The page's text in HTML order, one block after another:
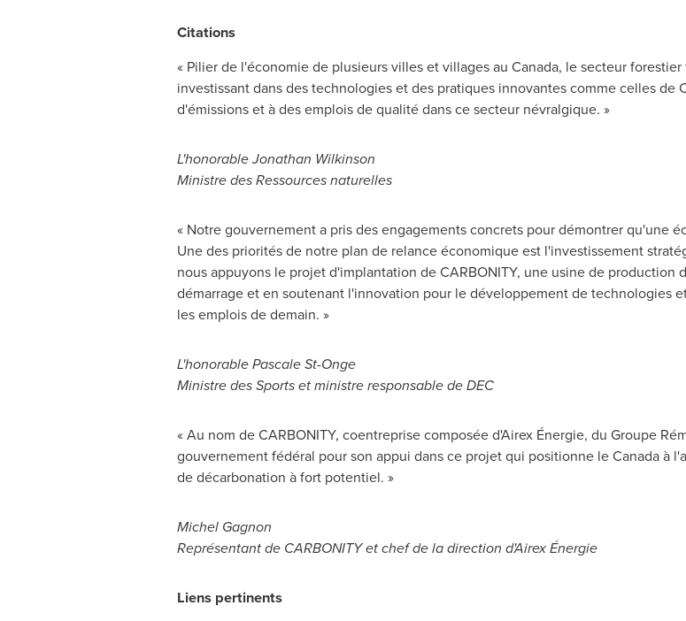
Citations
« Pilier de l'économie de plusieurs villes et villages au Canada, le secteur
investissant dans des technologies et des pratiques innovantes comme celles de
d'émissions et à des emplois de qualité dans ce secteur névralgique. »
L'honorableJonathan Wilkinson
Ministre des Ressources naturelles
« Notre gouvernement a pris des engagements concrets pour démontrer qu'une
Une des priorités de notre plan de relance économique est l'investissement
nous appuyons le projet d'implantation de CARBONITY, une usine de production
démarrage et en soutenant l'innovation pour le développement de technologies
les emplois de demain. »
L'honorablePascale St-Onge
Ministre des Sports et ministre responsable de DEC
« Au nom de CARBONITY, coentreprise composée d'Airex Énergie, du Groupe
gouvernement fédéral pour son appui dans ce projet qui positionne leCanadaà
de décarbonation à fort potentiel. »
Michel Gagnon
Représentant de CARBONITY et chef de la direction d'Airex Énergie
Liens pertinents